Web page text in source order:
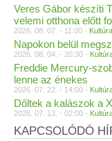
Veres Gábor készíti
velemi otthona előtt
2026. 08. 07. - 11:00 - Kultúra
Napokon belül
2026. 08. 04. - 20:30 -
Freddie Mercury-
lenne az énekes
2026. 07. 22. - 14:00 -
Dőltek a kalászok a
2026. 07. 13. - 02:00 -
KAPCSOLÓDÓ